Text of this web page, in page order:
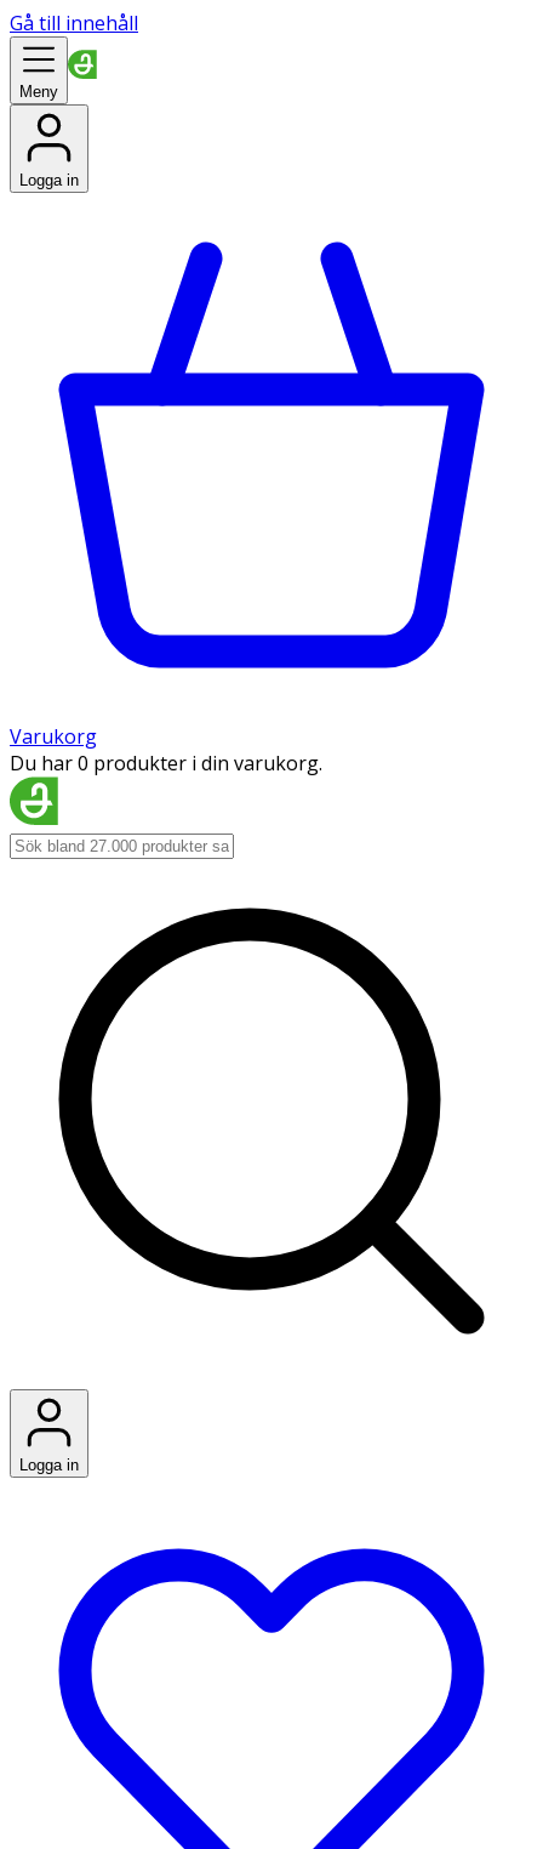
Gå till innehåll
Meny
Logga in
Varukorg
Du har 0 produkter i din varukorg.
Logga in